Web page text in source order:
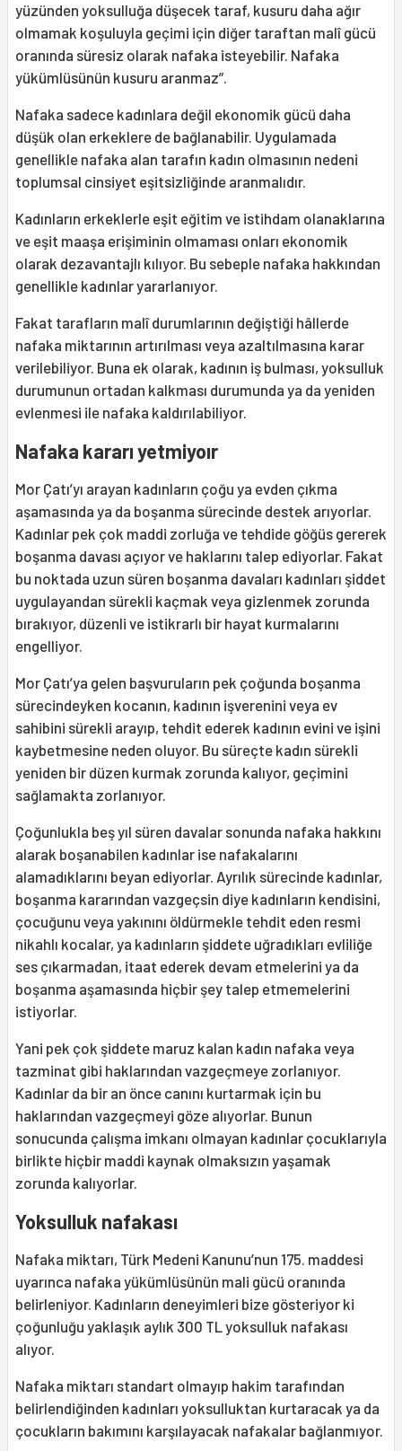
yüzünden yoksulluğa düşecek taraf, kusuru daha ağır
olmamak koşuluyla geçimi için diğer taraftan malî gücü
oranında süresiz olarak nafaka isteyebilir. Nafaka
yükümlüsünün kusuru aranmaz”.
Nafaka sadece kadınlara değil ekonomik gücü daha
düşük olan erkeklere de bağlanabilir. Uygulamada
genellikle nafaka alan tarafın kadın olmasının nedeni
toplumsal cinsiyet eşitsizliğinde aranmalıdır.
Kadınların erkeklerle eşit eğitim ve istihdam olanaklarına
ve eşit maaşa erişiminin olmaması onları ekonomik
olarak dezavantajlı kılıyor. Bu sebeple nafaka hakkından
genellikle kadınlar yararlanıyor.
Fakat tarafların malî durumlarının değiştiği hâllerde
nafaka miktarının artırılması veya azaltılmasına karar
verilebiliyor. Buna ek olarak, kadının iş bulması, yoksulluk
durumunun ortadan kalkması durumunda ya da yeniden
evlenmesi ile nafaka kaldırılabiliyor.
Nafaka kararı yetmiyoır
Mor Çatı’yı arayan kadınların çoğu ya evden çıkma
aşamasında ya da boşanma sürecinde destek arıyorlar.
Kadınlar pek çok maddi zorluğa ve tehdide göğüs gererek
boşanma davası açıyor ve haklarını talep ediyorlar. Fakat
bu noktada uzun süren boşanma davaları kadınları şiddet
uygulayandan sürekli kaçmak veya gizlenmek zorunda
bırakıyor, düzenli ve istikrarlı bir hayat kurmalarını
engelliyor.
Mor Çatı’ya gelen başvuruların pek çoğunda boşanma
sürecindeyken kocanın, kadının işverenini veya ev
sahibini sürekli arayıp, tehdit ederek kadının evini ve işini
kaybetmesine neden oluyor. Bu süreçte kadın sürekli
yeniden bir düzen kurmak zorunda kalıyor, geçimini
sağlamakta zorlanıyor.
Çoğunlukla beş yıl süren davalar sonunda nafaka hakkını
alarak boşanabilen kadınlar ise nafakalarını
alamadıklarını beyan ediyorlar. Ayrılık sürecinde kadınlar,
boşanma kararından vazgeçsin diye kadınların kendisini,
çocuğunu veya yakınını öldürmekle tehdit eden resmi
nikahlı kocalar, ya kadınların şiddete uğradıkları evliliğe
ses çıkarmadan, itaat ederek devam etmelerini ya da
boşanma aşamasında hiçbir şey talep etmemelerini
istiyorlar.
Yani pek çok şiddete maruz kalan kadın nafaka veya
tazminat gibi haklarından vazgeçmeye zorlanıyor.
Kadınlar da bir an önce canını kurtarmak için bu
haklarından vazgeçmeyi göze alıyorlar. Bunun
sonucunda çalışma imkanı olmayan kadınlar çocuklarıyla
birlikte hiçbir maddi kaynak olmaksızın yaşamak
zorunda kalıyorlar.
Yoksulluk nafakası
Nafaka miktarı, Türk Medeni Kanunu’nun 175. maddesi
uyarınca nafaka yükümlüsünün mali gücü oranında
belirleniyor. Kadınların deneyimleri bize gösteriyor ki
çoğunluğu yaklaşık aylık 300 TL yoksulluk nafakası
alıyor.
Nafaka miktarı standart olmayıp hakim tarafından
belirlendiğinden kadınları yoksulluktan kurtaracak ya da
çocukların bakımını karşılayacak nafakalar bağlanmıyor.